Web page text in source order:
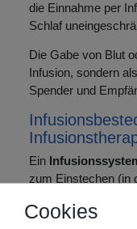
die Einnahme per
Schlaf
Die Gabe von Blut
Infusion, sondern als
Spender und
Ein
zum Einstechen (in
Flüssigkeitsfilter)
Cookies